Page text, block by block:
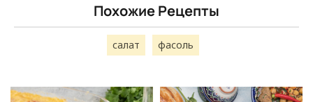
Похожие Рецепты
салат фасоль